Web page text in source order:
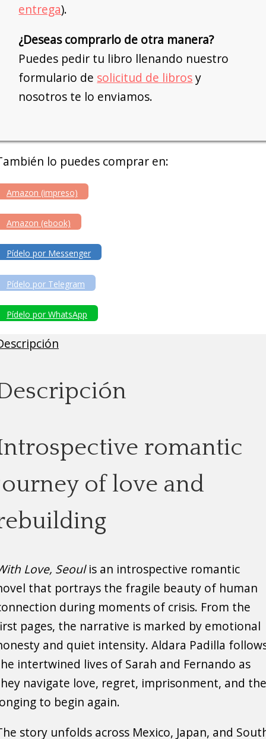
entrega).
¿Deseas comprarlo de otra manera?
Puedes pedir tu libro llenando nuestro
formulario de solicitud de librosy
nosotros te lo enviamos.
lo puedes comprar en:
Amazon (impreso)
Amazon (ebook)
Pídelo por Messenger
Pídelo por Telegram
Pídelo por WhatsApp
romantic
of love and
Love, Seoulis an introspective romantic
that portrays the fragile beauty of human
during moments of crisis. From the
pages, the narrative is marked by emotional
and quiet intensity. Aldara Padilla
intertwined lives of Sarah and Fernando as
navigate love, regret, imprisonment, and the
to begin again.
story unfolds across Mexico, Japan, and